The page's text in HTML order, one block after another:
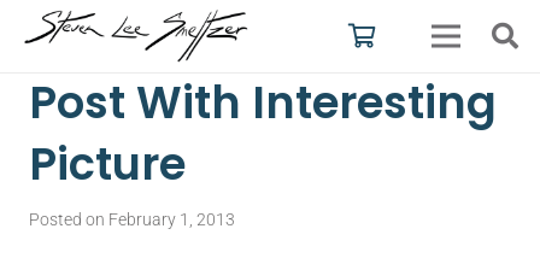
Post With Interesting
Picture
Posted on February 1, 2013